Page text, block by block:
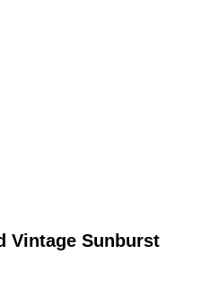
Vintage Sunburst